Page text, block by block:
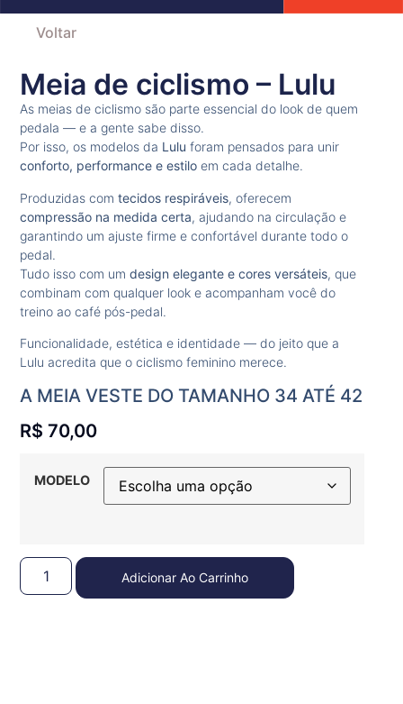
Voltar
Meia de ciclismo – Lulu
As meias de ciclismo são parte essencial do look de quem
pedala — e a gente sabe disso.
Por isso, os modelos da Lulu foram pensados para unir
conforto, performance e estilo em cada detalhe.
Produzidas comtecidos respiráveis, oferecem
compressão na medida certa, ajudando na circulação e
garantindo um ajuste firme e confortável durante todo o
pedal.
Tudo isso com umdesign elegante e cores versáteis, que
combinam com qualquer look e acompanham você do
treino ao café pós-pedal.
Funcionalidade, estética e identidade — do jeito que a
Lulu acredita que o ciclismo feminino merece.
A MEIA VESTE DO TAMANHO 34 ATÉ 42
R$ 70,00
MODELO
Adicionar Ao Carrinho